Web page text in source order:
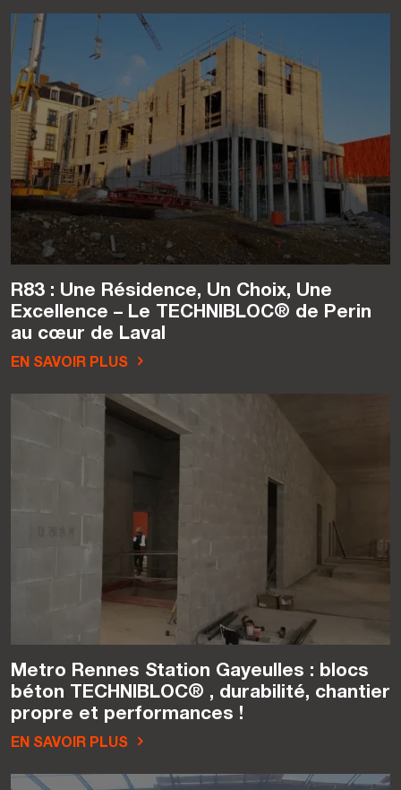
R83 : Une Résidence, Un Choix, Une
Excellence – Le TECHNIBLOC® de Perin
au cœur de Laval
EN SAVOIR PLUS
Metro Rennes Station Gayeulles : blocs
béton TECHNIBLOC® , durabilité, chantier
propre et performances !
EN SAVOIR PLUS